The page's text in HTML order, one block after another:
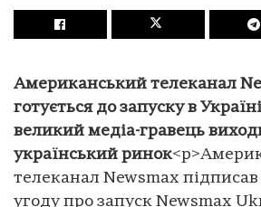
Американський телеканал
готується до запуску в
великий медіа-гравець
український ринок
телеканал Newsmax підписав
угоду про запуск Newsmax